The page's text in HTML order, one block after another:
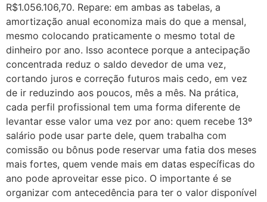
R$1.056.106,70. Repare: em ambas as tabelas, a
amortização anual economiza mais do que a mensal,
mesmo colocando praticamente o mesmo total de
dinheiro por ano. Isso acontece porque a antecipação
concentrada reduz o saldo devedor de uma vez,
cortando juros e correção futuros mais cedo, em vez
de ir reduzindo aos poucos, mês a mês. Na prática,
cada perfil profissional tem uma forma diferente de
levantar esse valor uma vez por ano: quem recebe 13º
salário pode usar parte dele, quem trabalha com
comissão ou bônus pode reservar uma fatia dos meses
mais fortes, quem vende mais em datas específicas do
ano pode aproveitar esse pico. O importante é se
organizar com antecedência para ter o valor disponível